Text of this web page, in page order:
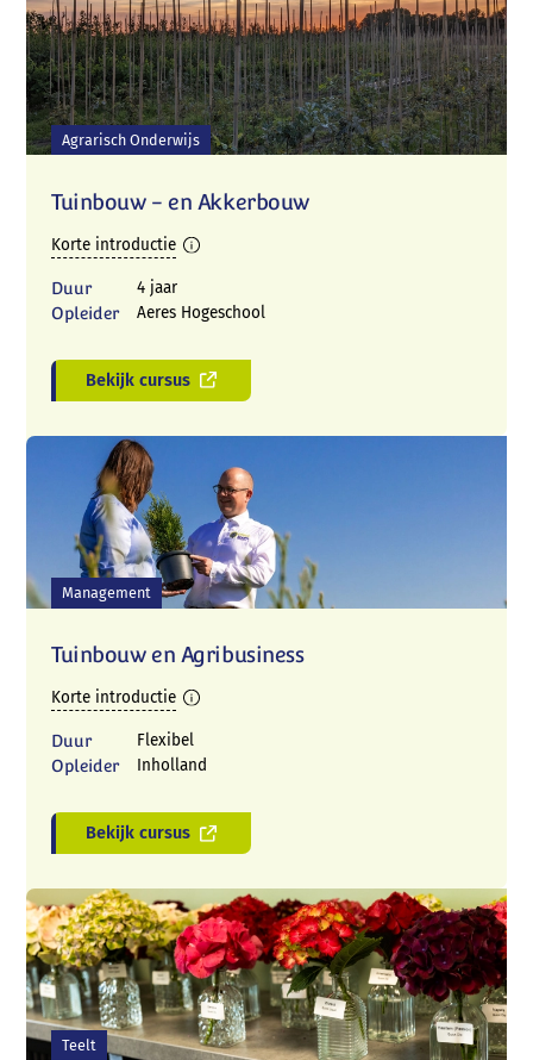
Agrarisch Onderwijs
Tuinbouw - en Akkerbouw
Korte introductie
Duur
4 jaar
Opleider
Aeres Hogeschool
Bekijk cursus
Management
Tuinbouw en Agribusiness
Korte introductie
Duur
Flexibel
Opleider
Inholland
Bekijk cursus
Teelt